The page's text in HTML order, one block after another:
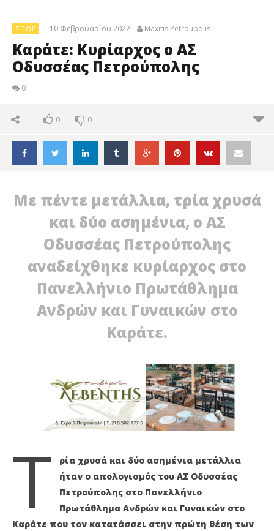
ΣΠΟΡ 10 Φεβρουαρίου 2022 Maxitis Petroupolis
Καράτε: Κυρίαρχος ο ΑΣ
Οδυσσέας Πετρούπολης
0
0 0
ΔΙΑΒΑΖΕΤΕ ΤΩΡΑ
Καράτε: Κυρίαρχος ο ΑΣ Οδυσσέας Πετρούπολης
Φεβρουαρίου
Petroupolis
Με πέντε μετάλλια, τρία χρυσά
και δύο ασημένια, ο ΑΣ
Οδυσσέας Πετρούπολης
αναδείχθηκε κυρίαρχος στο
Πανελλήνιο Πρωτάθλημα
Ανδρών και Γυναικών στο
Καράτε.
Τ
ρία χρυσά και δύο ασημένια μετάλλια
ήταν ο απολογισμός του ΑΣ Οδυσσέας
Πετρούπολης στο Πανελλήνιο
Πρωτάθλημα Ανδρών και Γυναικών στο
Καράτε που τον κατατάσσει στην πρώτη θέση των